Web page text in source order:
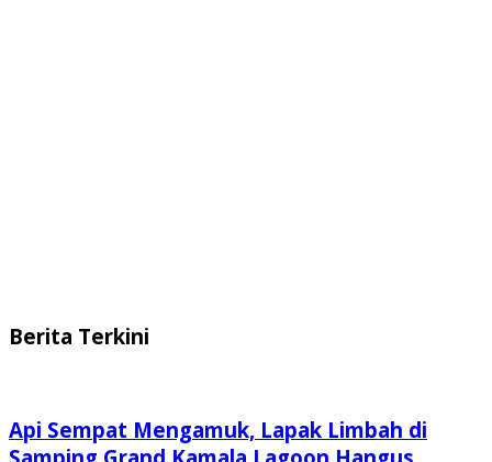
Berita Terkini
Api Sempat Mengamuk, Lapak Limbah di